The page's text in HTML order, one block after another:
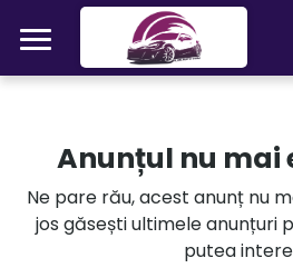
Mergi direct la conținutul principal
Autoturisme
Motociclete
Anunțul nu mai
Ne pare rău, acest anunț nu
jos găsești ultimele
putea